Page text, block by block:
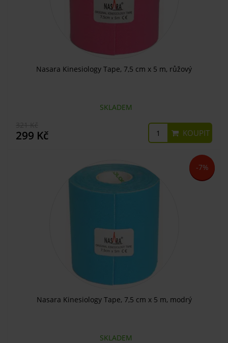
Nasara Kinesiology Tape, 7,5 cm x 5 m, růžový
SKLADEM
299 Kč KOUPIT
-7%
Nasara Kinesiology Tape, 7,5 cm x 5 m, modrý
SKLADEM